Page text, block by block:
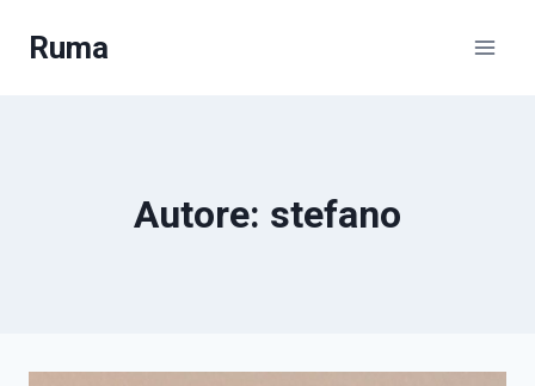
Ruma
Autore: stefano